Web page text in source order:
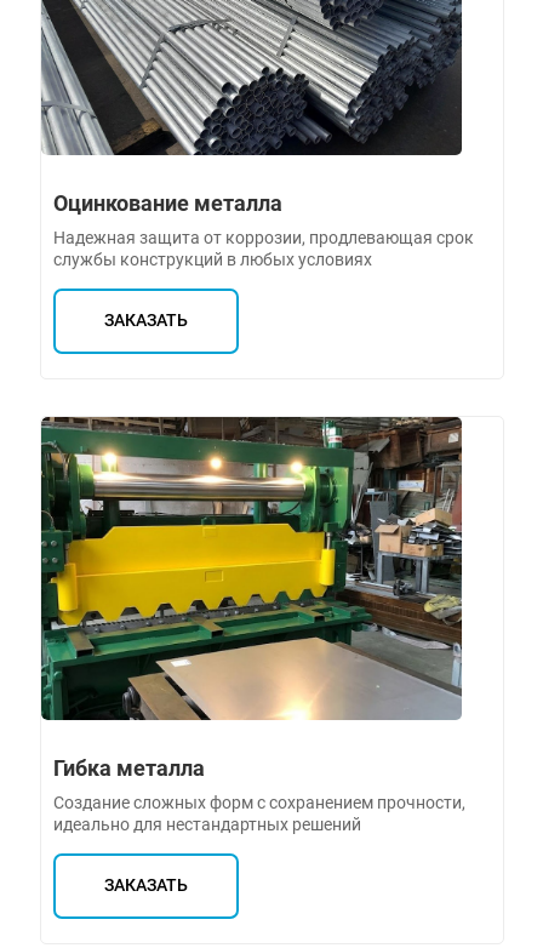
Оцинкование металла
Надежная защита от коррозии, продлевающая срок
службы конструкций в любых условиях
ЗАКАЗАТЬ
Гибка металла
Создание сложных форм с сохранением прочности,
идеально для нестандартных решений
ЗАКАЗАТЬ